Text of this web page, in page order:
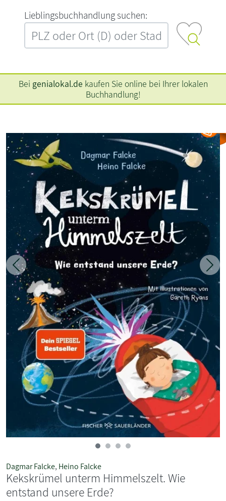
L‍i‍e‍b‍l‍i‍n‍g‍s‍b‍u‍c‍h‍h‍a‍n‍d‍l‍u‍n‍g‍ ‍s‍u‍c‍h‍e‍n‍:‍
Bei genialokal.de kaufen Sie online bei Ihrer lokalen
Buchhandlung!
Zurück
Dagmar Falcke, Heino Falcke
Kekskrümel unterm Himmelszelt. Wie
entstand unsere Erde?